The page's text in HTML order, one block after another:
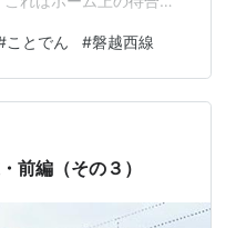
レではないはずです。
１日開業の、「丸森町地
。2002年に東北の駅百
館に入ると、阿武隈川
おばちゃんに出迎えら
ことでん #磐越西線
前編（その３）